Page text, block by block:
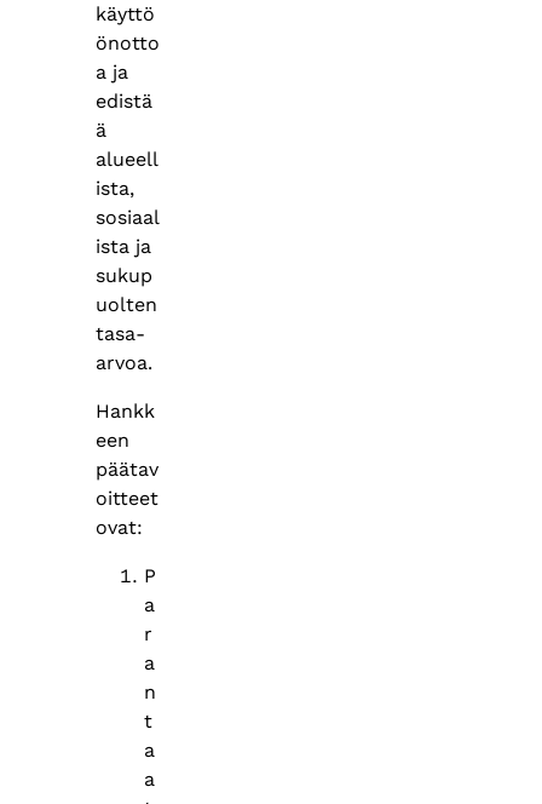
käyttö
önotto
a ja
edistä
ä
alueell
ista,
sosiaal
ista ja
sukup
uolten
tasa-
arvoa.
Hankk
een
päätav
oitteet
ovat:
P
a
r
a
n
t
a
a